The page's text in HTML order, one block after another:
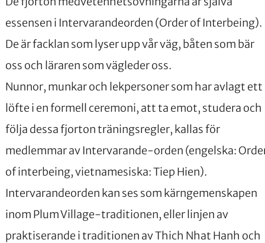
essensen i Intervarandeorden (Order of Interbeing).
De är facklan som lyser upp vår väg, båten som bär
oss och läraren som vägleder oss.
Nunnor, munkar och lekpersoner som har avlagt ett
löfte i en formell ceremoni, att ta emot, studera och
följa dessa fjorton träningsregler, kallas för
medlemmar av Intervarande-orden (engelska:
of interbeing, vietnamesiska: Tiep Hien).
Intervarandeorden kan ses som kärngemenskapen
inom Plum Village-traditionen, eller linjen av
praktiserande i traditionen av Thich Nhat Hanh och